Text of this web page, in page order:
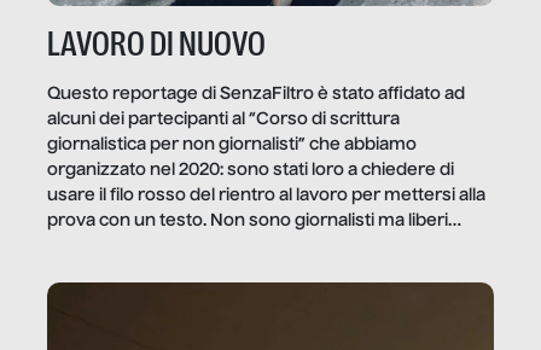
LAVORO DI NUOVO
Questo reportage di SenzaFiltro è stato affidato ad
alcuni dei partecipanti al “Corso di scrittura
giornalistica per non giornalisti” che abbiamo
organizzato nel 2020: sono stati loro a chiedere di
usare il filo rosso del rientro al lavoro per mettersi alla
prova con un testo. Non sono giornalisti ma liberi